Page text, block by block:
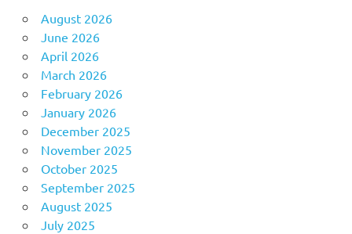
August 2026
June 2026
April 2026
March 2026
February 2026
January 2026
December 2025
November 2025
October 2025
September 2025
August 2025
July 2025